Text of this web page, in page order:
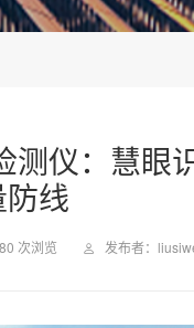
仪：慧眼
线
次浏览 发布者：